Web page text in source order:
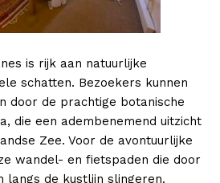
is rijk aan natuurlijke
schatten. Bezoekers kunnen
door de prachtige botanische
die een adembenemend uitzicht
Zee. Voor de avontuurlijke
wandel- en fietspaden die door
langs de kustlijn slingeren.